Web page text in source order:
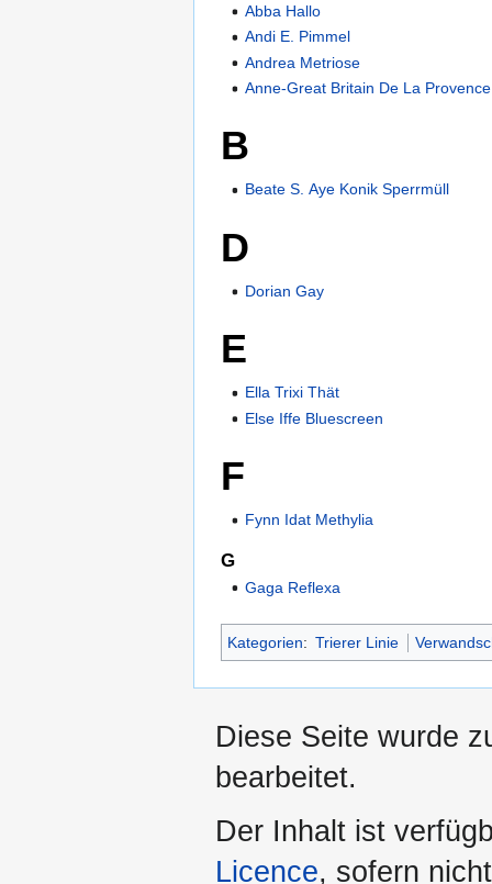
Abba Hallo
Andi E. Pimmel
Andrea Metriose
Anne-Great Britain De La Provence
B
Beate S. Aye Konik Sperrmüll
D
Dorian Gay
E
Ella Trixi Thät
Else Iffe Bluescreen
F
Fynn Idat Methylia
G
Gaga Reflexa
Kategorien: Trierer Linie
Diese Seite wurde
bearbeitet.
Der Inhalt ist
Licence, sofern